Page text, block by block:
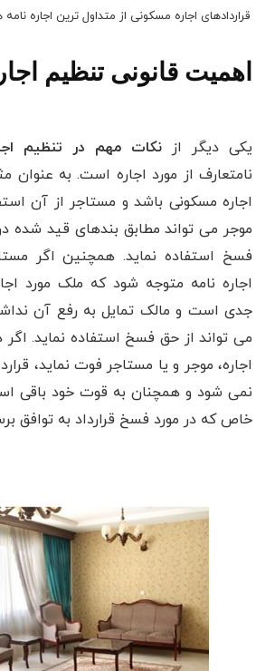
قراردادهای اجاره مسکونی از متداول ترین اجاره
اهمیت قانونی تنظیم
یکی دیگر از نکات مهم در تنظیم
نامتعارف از مورد اجاره است. به عنوان
اجاره مسکونی باشد و مستاجر از آن
موجر می تواند مطابق بندهای قید شده
فسخ استفاده نماید. همچنین اگر
اجاره نامه متوجه شود که ملک مورد
جدی است و مالک تمایل به رفع آن
می تواند از حق فسخ استفاده نماید.
اجاره، موجر و یا مستاجر فوت نماید،
نمی شود و همچنان به قوت خود باقی
خاص که در مورد فسخ قرارداد به توافق